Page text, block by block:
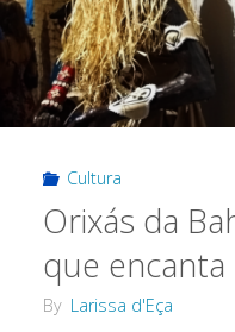
Cultura
Orixás da
que encanta
By Larissa d'Eça